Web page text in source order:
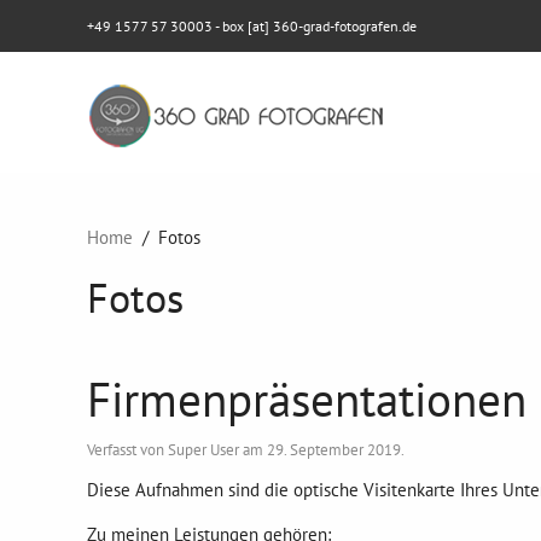
+49 1577 57 30003 - box [at] 360-grad-fotografen.de
Home Fotos
Fotos
Firmenpräsentationen
Verfasst von Super User am 29. September 2019.
Diese Aufnahmen sind die optische Visitenkarte Ihres
Zu meinen Leistungen gehören: